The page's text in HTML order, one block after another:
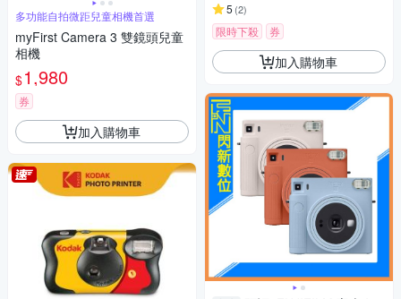
多功能自拍微距兒童相機首選
myFirst Camera 3 雙鏡頭兒童
相機
$1,980
券
加入購物車
5 (2)
限時下殺 券
加入購物車